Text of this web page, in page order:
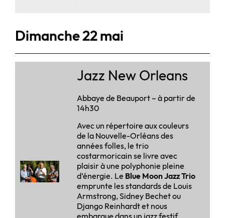
Dimanche 22 mai
Jazz New Orleans
Abbaye de Beauport – à partir de
14h30
Avec un répertoire aux couleurs
de la Nouvelle-Orléans des
années folles, le trio
costarmoricain se livre avec
plaisir à une polyphonie pleine
d’énergie. Le Blue Moon Jazz Trio
emprunte les standards de Louis
Armstrong, Sidney Bechet ou
Django Reinhardt et nous
embarque dans un jazz festif.